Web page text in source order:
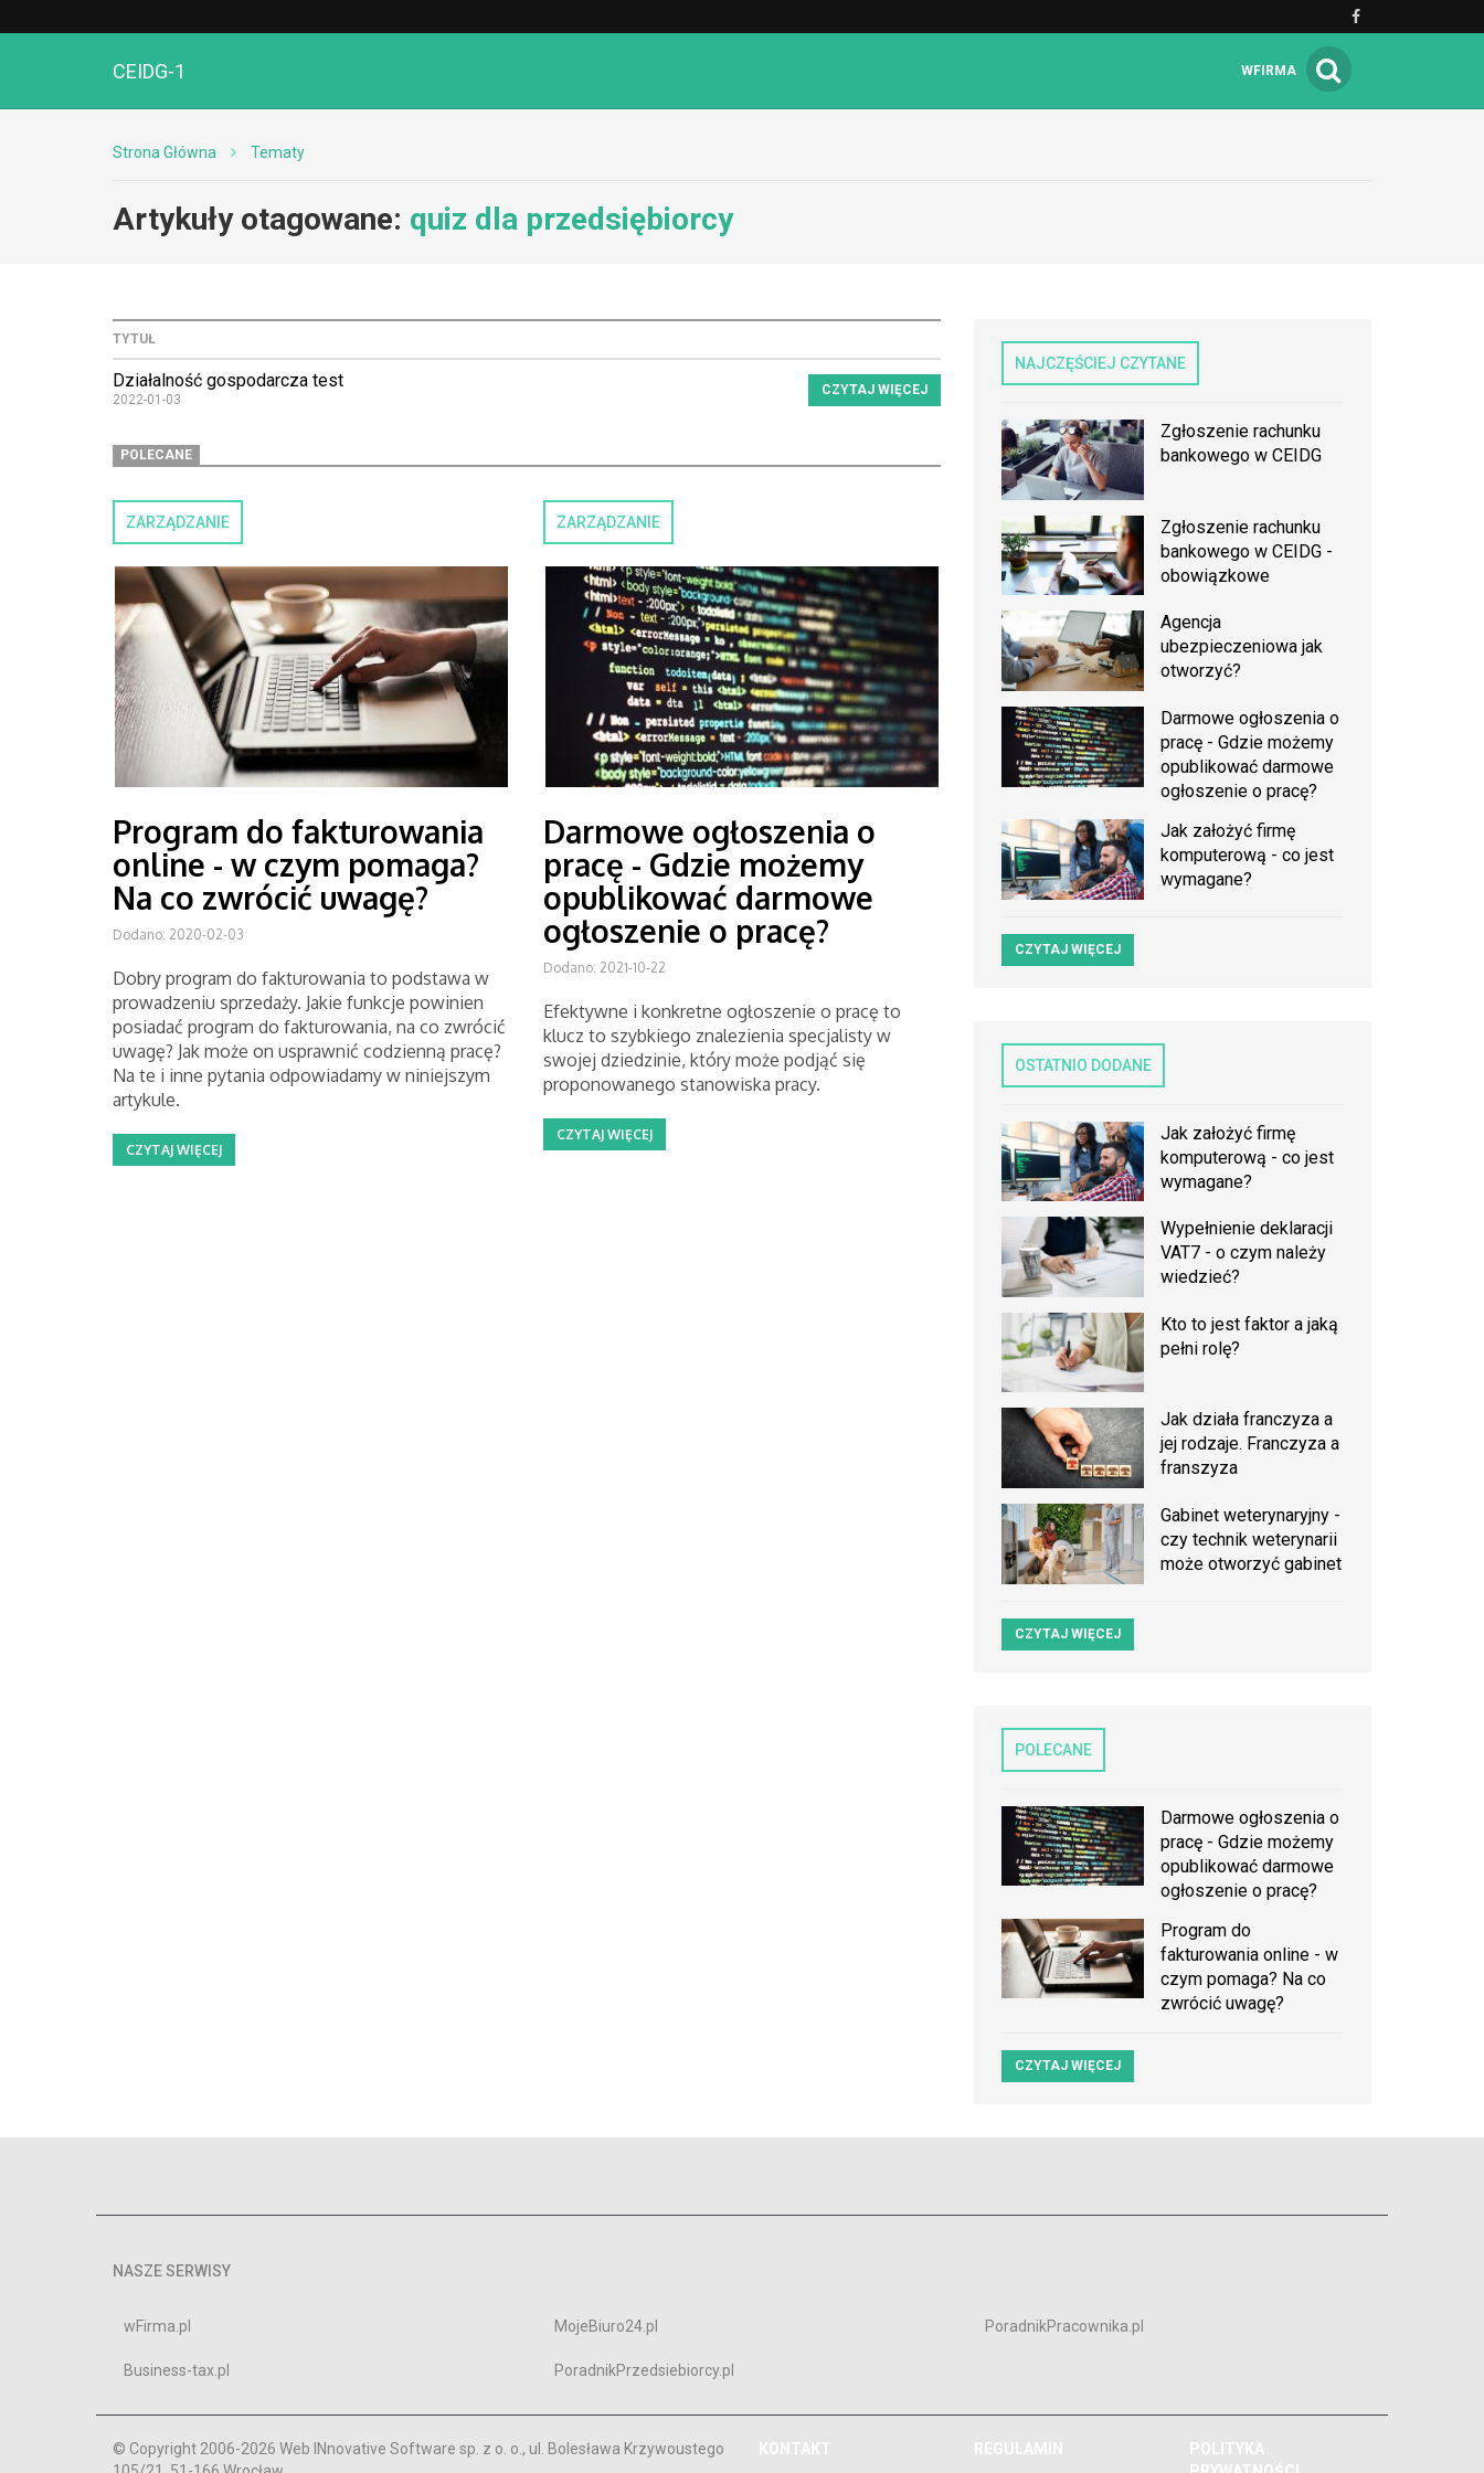
CEIDG-1 WFIRMA
Strona Główna Tematy
Artykuły otagowane: quiz dla przedsiębiorcy
TYTUŁ
Działalność gospodarcza test
2022-01-03
CZYTAJ WIĘCEJ
POLECANE
ZARZĄDZANIE
Program do fakturowania
online - w czym pomaga?
Na co zwrócić uwagę?
Dodano: 2020-02-03
Dobry program do fakturowania to podstawa w
prowadzeniu sprzedaży. Jakie funkcje powinien
posiadać program do fakturowania, na co zwrócić
uwagę? Jak może on usprawnić codzienną pracę?
Na te i inne pytania odpowiadamy w niniejszym
artykule.
CZYTAJ WIĘCEJ
ZARZĄDZANIE
Darmowe ogłoszenia o
pracę - Gdzie możemy
opublikować darmowe
ogłoszenie o pracę?
Dodano: 2021-10-22
Efektywne i konkretne ogłoszenie o pracę to
klucz to szybkiego znalezienia specjalisty w
swojej dziedzinie, który może podjąć się
proponowanego stanowiska pracy.
CZYTAJ WIĘCEJ
NAJCZĘŚCIEJ CZYTANE
Zgłoszenie rachunku
bankowego w CEIDG
Zgłoszenie rachunku
bankowego w CEIDG -
obowiązkowe
Agencja
ubezpieczeniowa jak
otworzyć?
Darmowe ogłoszenia o
pracę - Gdzie możemy
opublikować darmowe
ogłoszenie o pracę?
Jak założyć firmę
komputerową - co jest
wymagane?
CZYTAJ WIĘCEJ
OSTATNIO DODANE
Jak założyć firmę
komputerową - co jest
wymagane?
Wypełnienie deklaracji
VAT7 - o czym należy
wiedzieć?
Kto to jest faktor a jaką
pełni rolę?
Jak działa franczyza a
jej rodzaje. Franczyza a
franszyza
Gabinet weterynaryjny -
czy technik weterynarii
może otworzyć gabinet
CZYTAJ WIĘCEJ
POLECANE
Darmowe ogłoszenia o
pracę - Gdzie możemy
opublikować darmowe
ogłoszenie o pracę?
Program do
fakturowania online - w
czym pomaga? Na co
zwrócić uwagę?
CZYTAJ WIĘCEJ
NASZE SERWISY
wFirma.pl
Business-tax.pl
MojeBiuro24.pl
PoradnikPrzedsiebiorcy.pl
PoradnikPracownika.pl
© Copyright 2006-2026 Web INnovative Software sp. z o. o., ul. Bolesława Krzywoustego
KONTAKT REGULAMIN
POLITYKA